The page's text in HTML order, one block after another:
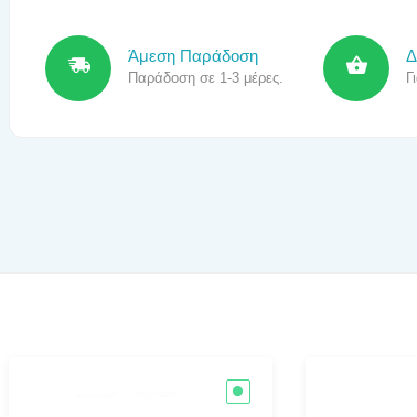
Άμεση Παράδοση
Παράδοση σε 1-3 μέρες.